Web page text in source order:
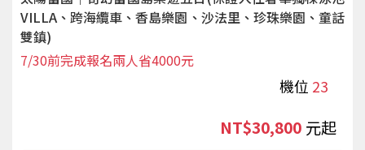
VILLA、跨海纜車、香島樂園、沙法里、珍珠樂園、童話
雙鎮)
機位 23
7/30前完成報名兩人省4000元
NT$30,800 起